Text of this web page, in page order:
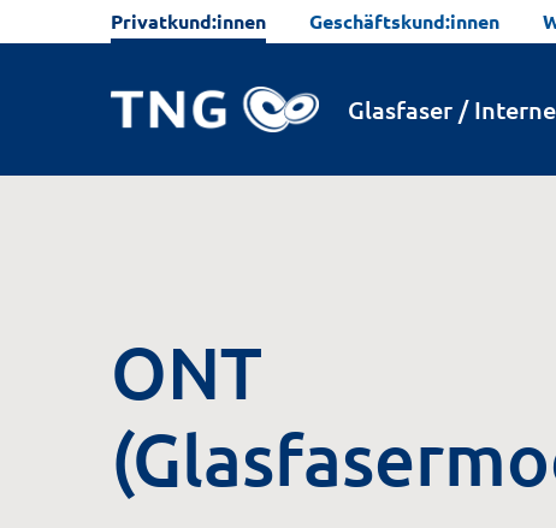
Privatkund:innen Geschäftskund:innen
Glasfaser /
ONT